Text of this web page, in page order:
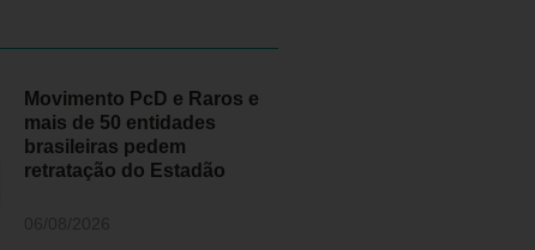
Movimento PcD e Raros e
mais de 50 entidades
brasileiras pedem
retratação do Estadão